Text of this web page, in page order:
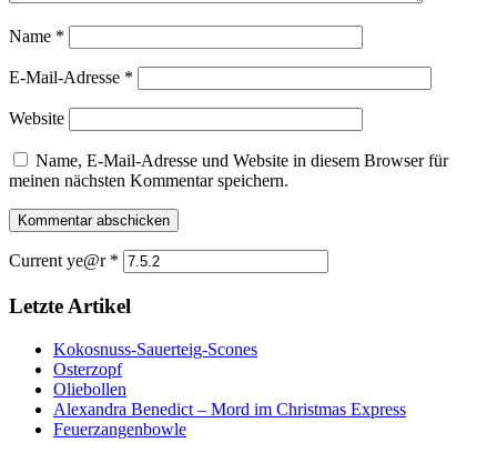
Name *
E-Mail-Adresse *
Website
Name, E-Mail-Adresse und Website in diesem Browser für
meinen nächsten Kommentar speichern.
Current ye@r *
Letzte Artikel
Kokosnuss-Sauerteig-Scones
Osterzopf
Oliebollen
Alexandra Benedict – Mord im Christmas Express
Feuerzangenbowle